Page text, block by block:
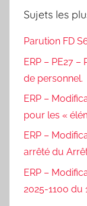
Sujets les
Parution FD
ERP – PE27
de personnel.
ERP –
pour les «
ERP –
arrêté du
ERP –
2025-1100 du